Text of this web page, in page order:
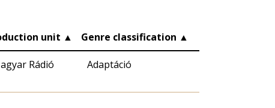
unit ▲ Genre classification ▲
Rádió Adaptáció